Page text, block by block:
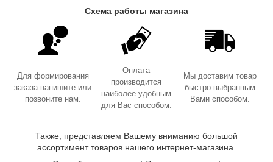
Схема работы магазина
Для формирования
заказа напишите или
позвоните нам.
Оплата
производится
наиболее удобным
для Вас способом.
Мы доставим товар
быстро выбранным
Вами способом.
Также, представляем Вашему вниманию большой
ассортимент товаров нашего интернет-магазина.